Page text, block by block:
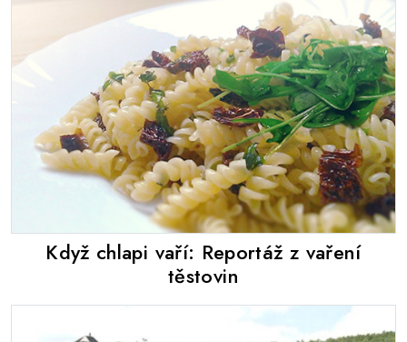
Když chlapi vaří: Reportáž z vaření
těstovin